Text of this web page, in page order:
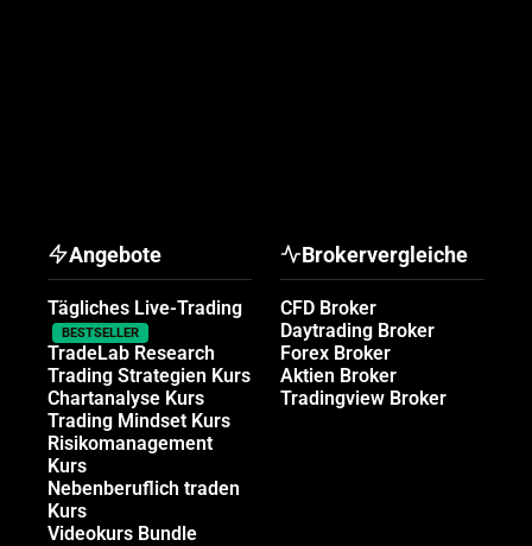
Angebote
Tägliches Live-Trading
BESTSELLER
TradeLab Research
Trading Strategien Kurs
Chartanalyse Kurs
Trading Mindset Kurs
Risikomanagement
Kurs
Nebenberuflich traden
Kurs
Videokurs Bundle
Brokervergleiche
CFD Broker
Daytrading Broker
Forex Broker
Aktien Broker
Tradingview Broker